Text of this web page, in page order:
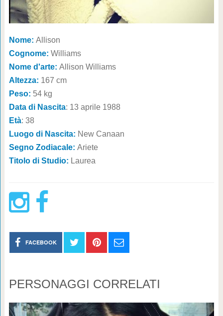
Nome: Allison
Cognome: Williams
Nome d'arte: Allison Williams
Altezza: 167 cm
Peso: 54 kg
Data di Nascita: 13 aprile 1988
Età: 38
Luogo di Nascita: New Canaan
Segno Zodiacale: Ariete
Titolo di Studio: Laurea
FACEBOOK
PERSONAGGI CORRELATI